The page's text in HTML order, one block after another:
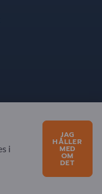
GmbH. All
i
JAG
HÅLLER
MED
OM
DET